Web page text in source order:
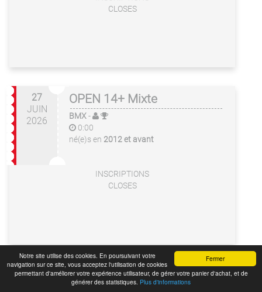
Fermer
Notre site utilise des cookies. En poursuivant votre
navigation sur ce site, vous acceptez l'utilisation de cookies
permettant d'améliorer votre expérience utilisateur, de gérer votre panier d'achat, et de
générer des statistiques. Plus d'informations
CLOSES
27
JUIN
2026
OPEN 14+ Mixte
BMX-
0:00
né(e)s en 2012 et avant
INSCRIPTIONS
CLOSES
ATTENTION, si vous avez plusieurs personne à inscire, n'oubliez